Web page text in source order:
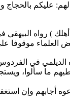
عليكم
) رواه
موقوفا
ما سألوا،
أجابهم وإن